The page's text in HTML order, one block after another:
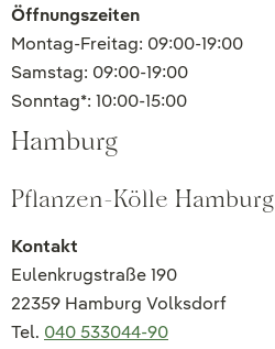
Öffnungszeiten
Montag-Freitag: 09:00-19:00
Samstag: 09:00-19:00
Sonntag*: 10:00-15:00
Hamburg
Pflanzen-Kölle Hamburg
Kontakt
Eulenkrugstraße 190
22359 Hamburg Volksdorf
Tel. 040 533044-90